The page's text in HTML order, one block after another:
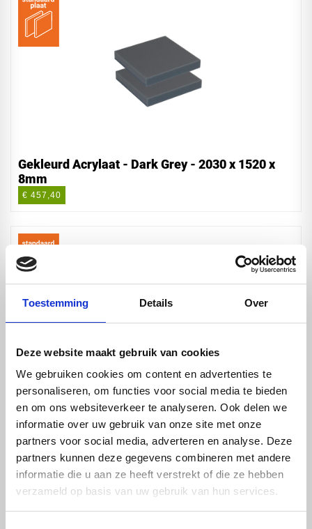
Toestemming Details Over
Deze website maakt gebruik van cookies
We gebruiken cookies om content en advertenties te
personaliseren, om functies voor social media te bieden
en om ons websiteverkeer te analyseren. Ook delen we
informatie over uw gebruik van onze site met onze
partners voor social media, adverteren en analyse. Deze
partners kunnen deze gegevens combineren met andere
informatie die u aan ze heeft verstrekt of die ze hebben
verzameld op basis van uw gebruik van hun services.
Gekleurd Acrylaat - Dark Grey - 2030 x 1520 x
8mm
€ 457,40
Gekleurd Acrylaat - Window Grey - 3050 x 2030 x
8mm
€ 917,82